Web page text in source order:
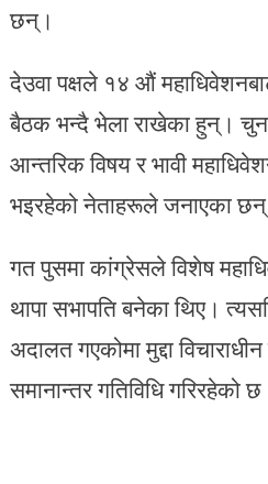
छन्।
देउवा पक्षले १४ औं
बैठक भन्दै भेला राखेका हुन्।
आन्तरिक विषय र भावी
भइरहेको नेताहरूले जनाएका
गत पुसमा कांग्रेसले विशेष
थापा सभापति बनेका थिए।
अदालत गएकोमा मुद्दा
समानान्तर गतिविधि गरिरहेको